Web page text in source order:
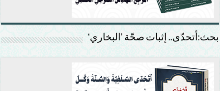
بحث:أتحدّى.. إثبات صحّة ’البخاري‘